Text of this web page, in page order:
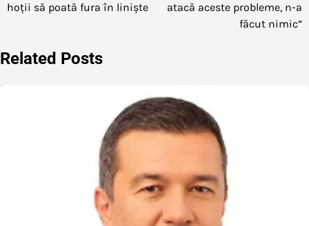
hoții să poată fura în liniște
atacă aceste probleme, n-a
făcut nimic”
Related Posts